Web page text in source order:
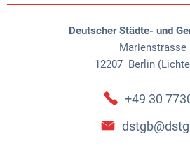
Deutscher Städte- und
Marienstrasse
12207 Berlin
+49 30